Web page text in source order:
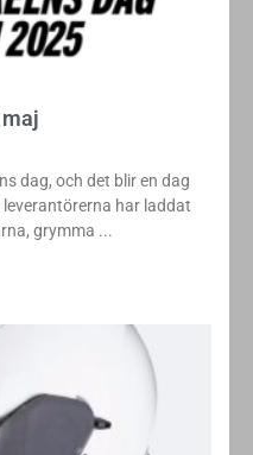
dag, och det blir en dag
har laddat
grymma